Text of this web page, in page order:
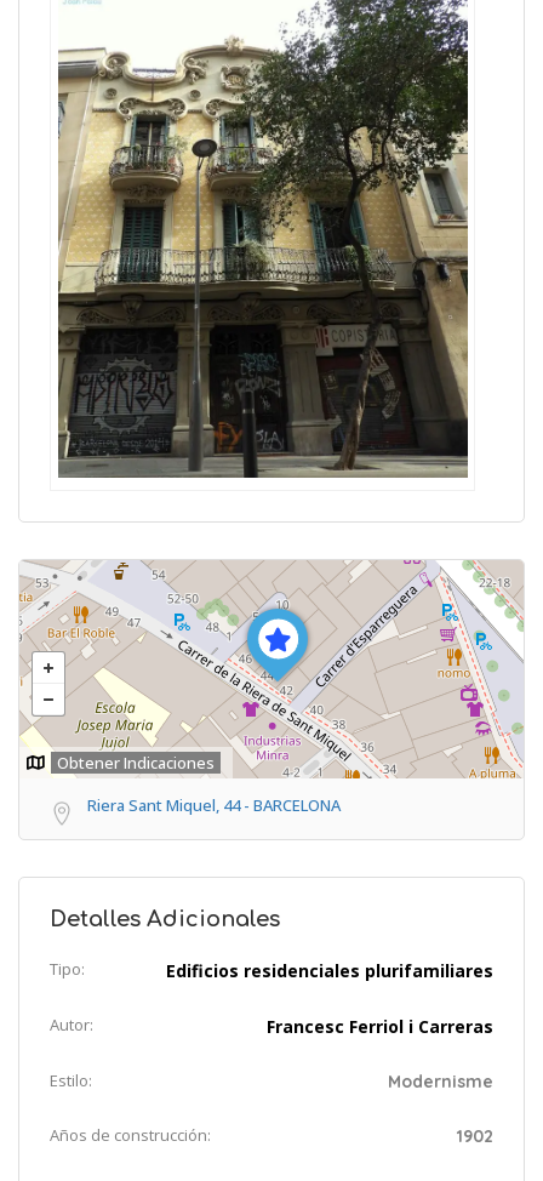
Obtener Indicaciones
Riera Sant Miquel, 44 - BARCELONA
Detalles Adicionales
Tipo: Edificios residenciales plurifamiliares
Autor: Francesc Ferriol i Carreras
Estilo: Modernisme
Años de construcción: 1902